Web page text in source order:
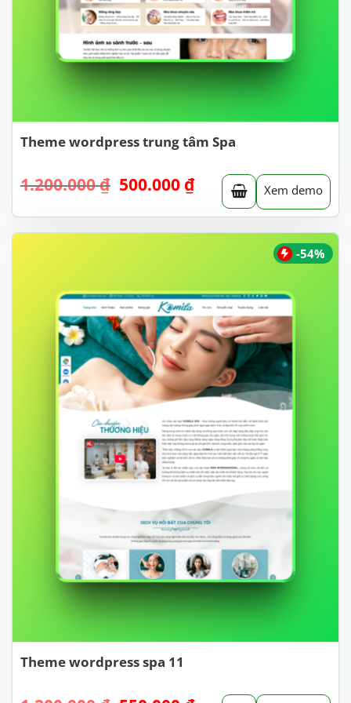
Theme wordpress trung tâm Spa
1.200.000₫ Giá
là:
1.200.000 ₫.
500.000 ₫Giá
hiện
tại
là:
Xem demo
-54%
Theme wordpress spa 11